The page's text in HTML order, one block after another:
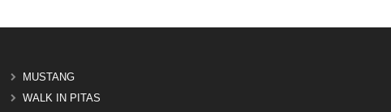
MUSTANG
WALK IN PITAS